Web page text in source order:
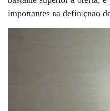
importantes na definiçnao